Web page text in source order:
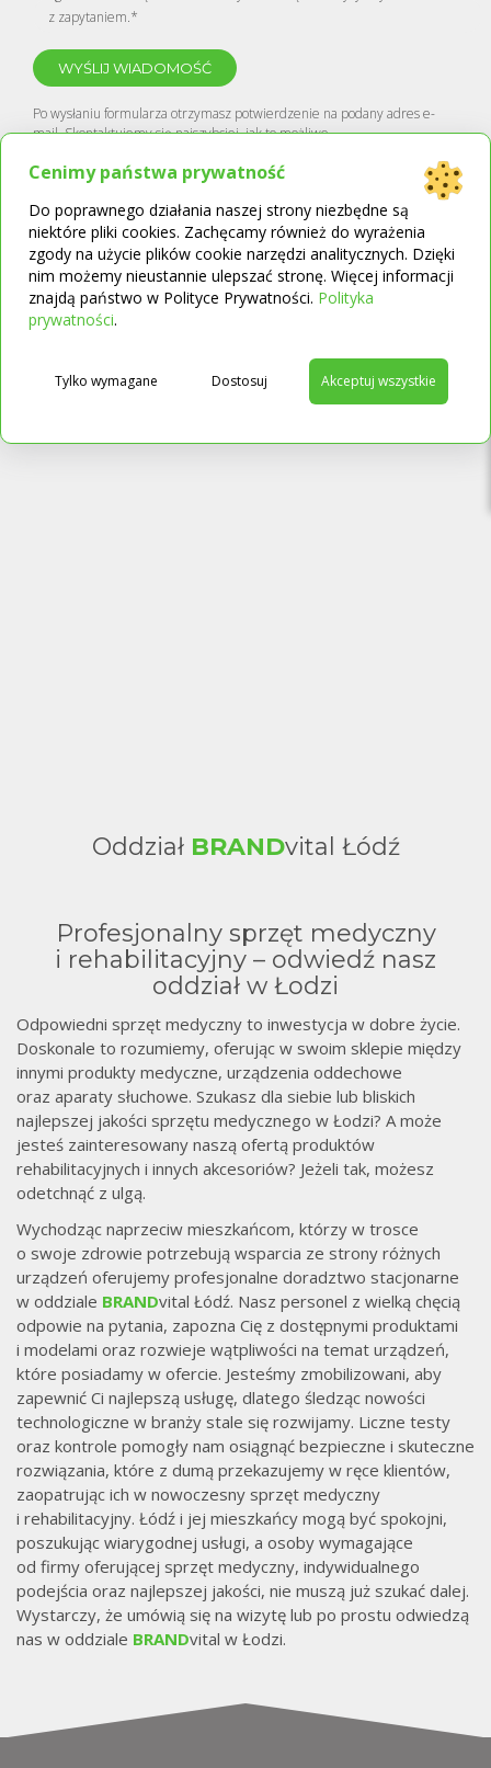
z zapytaniem.*
Po wysłaniu formularza otrzymasz potwierdzenie na podany adres e-
mail. Skontaktujemy się najszybciej, jak to możliwe.
Oddział BRANDvital Łódź
Profesjonalny sprzęt medyczny
i rehabilitacyjny – odwiedź nasz
oddział w Łodzi
Odpowiedni sprzęt medyczny to inwestycja w dobre życie.
Doskonale to rozumiemy, oferując w swoim sklepie między
innymi produkty medyczne, urządzenia oddechowe
oraz aparaty słuchowe. Szukasz dla siebie lub bliskich
najlepszej jakości sprzętu medycznego w Łodzi? A może
jesteś zainteresowany naszą ofertą produktów
rehabilitacyjnych i innych akcesoriów? Jeżeli tak, możesz
odetchnąć z ulgą.
Wychodząc naprzeciw mieszkańcom, którzy w trosce
o swoje zdrowie potrzebują wsparcia ze strony różnych
urządzeń oferujemy profesjonalne doradztwo stacjonarne
w oddziale BRANDvital Łódź. Nasz personel z wielką chęcią
odpowie na pytania, zapozna Cię z dostępnymi produktami
i modelami oraz rozwieje wątpliwości na temat urządzeń,
które posiadamy w ofercie. Jesteśmy zmobilizowani, aby
zapewnić Ci najlepszą usługę, dlatego śledząc nowości
technologiczne w branży stale się rozwijamy. Liczne testy
oraz kontrole pomogły nam osiągnąć bezpieczne i skuteczne
rozwiązania, które z dumą przekazujemy w ręce klientów,
zaopatrując ich w nowoczesny sprzęt medyczny
i rehabilitacyjny. Łódź i jej mieszkańcy mogą być spokojni,
poszukując wiarygodnej usługi, a osoby wymagające
od firmy oferującej sprzęt medyczny, indywidualnego
podejścia oraz najlepszej jakości, nie muszą już szukać dalej.
Wystarczy, że umówią się na wizytę lub po prostu odwiedzą
nas w oddziale BRANDvital w Łodzi.
Cenimy państwa prywatność
Do poprawnego działania naszej strony niezbędne są
niektóre pliki cookies. Zachęcamy również do wyrażenia
zgody na użycie plików cookie narzędzi analitycznych. Dzięki
nim możemy nieustannie ulepszać stronę. Więcej informacji
znajdą państwo w Polityce Prywatności. Polityka
prywatności.
Dostosuj
Tylko wymagane Akceptuj wszystkie